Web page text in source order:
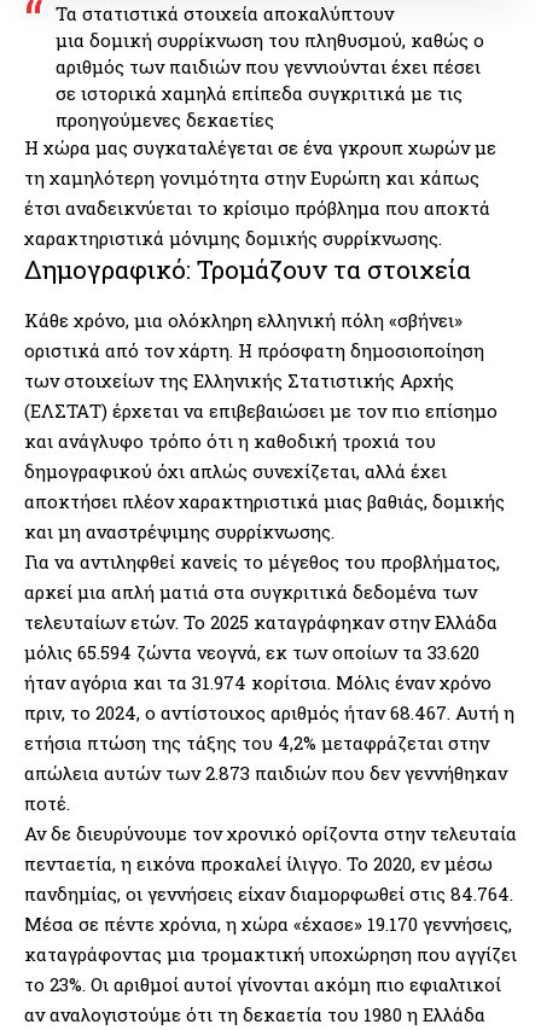
Τα στατιστικά στοιχεία αποκαλύπτουν
μια δομική συρρίκνωση του πληθυσμού, καθώς ο
αριθμός των παιδιών που γεννιούνται έχει πέσει
σε ιστορικά χαμηλά επίπεδα συγκριτικά με τις
προηγούμενες δεκαετίες
Η χώρα μας συγκαταλέγεται σε ένα γκρουπ χωρών με
τη χαμηλότερη γονιμότητα στηνΕυρώπη και κάπως
έτσι αναδεικνύεται το κρίσιμο πρόβλημα που αποκτά
χαρακτηριστικά μόνιμης δομικής συρρίκνωσης.
Δημογραφικό: Τρομάζουν τα στοιχεία
Κάθε χρόνο, μια ολόκληρη ελληνική πόλη «σβήνει»
οριστικά από τον χάρτη. Η πρόσφατη δημοσιοποίηση
των στοιχείων της Ελληνικής Στατιστικής Αρχής
(ΕΛΣΤΑΤ) έρχεται να επιβεβαιώσει με τον πιο επίσημο
και ανάγλυφο τρόπο ότι η καθοδική τροχιά του
δημογραφικού όχι απλώς συνεχίζεται, αλλά έχει
αποκτήσει πλέον χαρακτηριστικά μιας βαθιάς, δομικής
και μη αναστρέψιμης συρρίκνωσης.
Για να αντιληφθεί κανείς το μέγεθος του προβλήματος,
αρκεί μια απλή ματιά στα συγκριτικά δεδομένα των
τελευταίων ετών. Το 2025 καταγράφηκαν στην Ελλάδα
μόλις 65.594 ζώντα νεογνά, εκ των οποίων τα 33.620
ήταν αγόρια και τα 31.974 κορίτσια. Μόλις έναν χρόνο
πριν, το 2024, ο αντίστοιχος αριθμός ήταν 68.467. Αυτή η
ετήσια πτώση της τάξης του 4,2% μεταφράζεται στην
απώλεια αυτών των 2.873 παιδιών που δεν γεννήθηκαν
ποτέ.
Αν δε διευρύνουμε τον χρονικό ορίζοντα στην τελευταία
πενταετία, η εικόνα προκαλεί ίλιγγο. Το 2020, εν μέσω
πανδημίας, οι γεννήσεις είχαν διαμορφωθεί στις 84.764.
Μέσα σε πέντε χρόνια, η χώρα «έχασε» 19.170 γεννήσεις,
καταγράφοντας μια τρομακτική υποχώρηση που αγγίζει
το 23%. Οι αριθμοί αυτοί γίνονται ακόμη πιο εφιαλτικοί
αν αναλογιστούμε ότι τη δεκαετία του 1980 η Ελλάδα